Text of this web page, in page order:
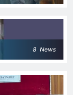
8 News